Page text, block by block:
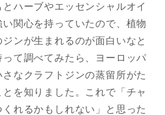
ハーブやエッセンシャルオイ
関心を持っていたので、植物
ンが生まれるのが面白いなと
て調べてみたら、ヨーロッパ
なクラフトジンの蒸留所がた
を知りました。これで「チャ
れるかもしれない」と思った